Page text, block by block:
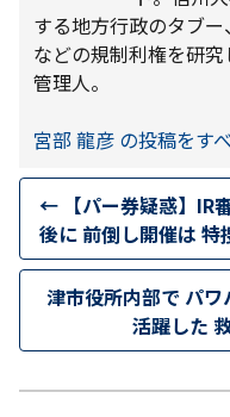
する地方行政のタブ
などの規制利権を研
管理人。
宮部 龍彦 の投稿をす
← 【パー券疑惑】IR
後に 前倒し開催は 特
津市役所内部で パ
活躍した